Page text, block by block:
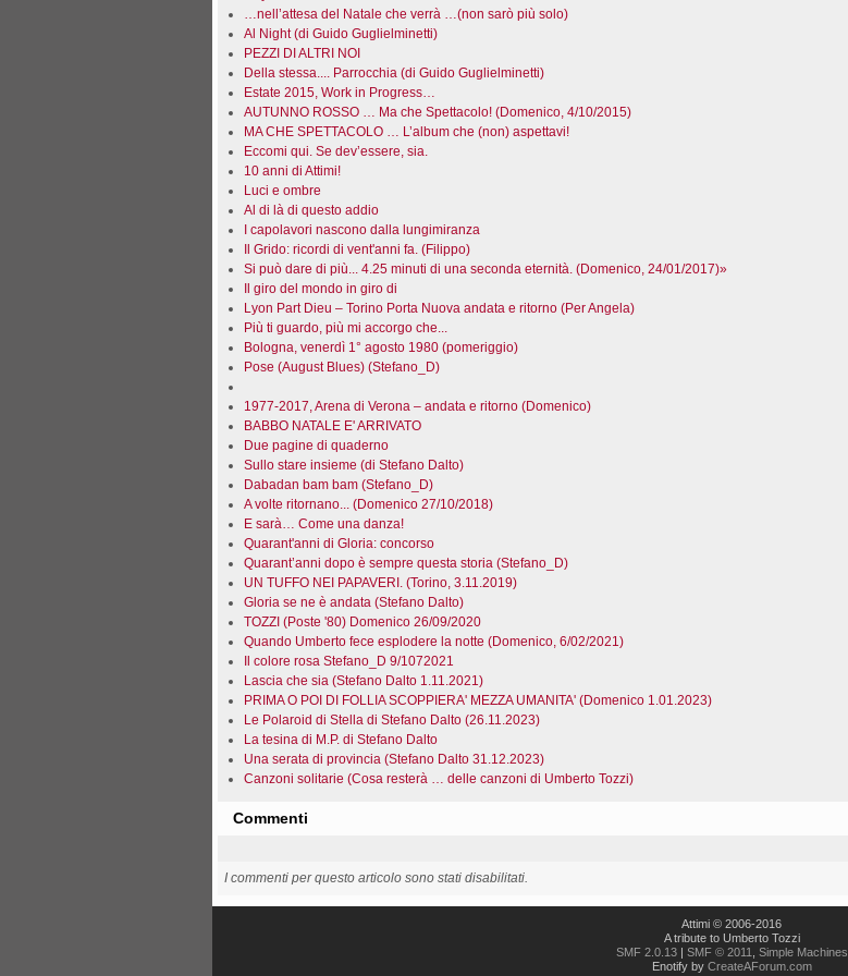
…nell’attesa del Natale che verrà …(non sarò più solo)
Al Night (di Guido Guglielminetti)
PEZZI DI ALTRI NOI
Della stessa.... Parrocchia (di Guido Guglielminetti)
Estate 2015, Work in Progress…
AUTUNNO ROSSO … Ma che Spettacolo! (Domenico, 4/10/2015)
MA CHE SPETTACOLO … L’album che (non) aspettavi!
Eccomi qui. Se dev’essere, sia.
10 anni di Attimi!
Luci e ombre
Al di là di questo addio
I capolavori nascono dalla lungimiranza
Il Grido: ricordi di vent'anni fa. (Filippo)
Si può dare di più... 4.25 minuti di una seconda eternità. (Domenico, 24/01/2017)»
Il giro del mondo in giro di
Lyon Part Dieu – Torino Porta Nuova andata e ritorno (Per Angela)
Più ti guardo, più mi accorgo che...
Bologna, venerdì 1° agosto 1980 (pomeriggio)
Pose (August Blues) (Stefano_D)
1977-2017, Arena di Verona – andata e ritorno (Domenico)
BABBO NATALE E' ARRIVATO
Due pagine di quaderno
Sullo stare insieme (di Stefano Dalto)
Dabadan bam bam (Stefano_D)
A volte ritornano... (Domenico 27/10/2018)
E sarà… Come una danza!
Quarant'anni di Gloria: concorso
Quarant’anni dopo è sempre questa storia (Stefano_D)
UN TUFFO NEI PAPAVERI. (Torino, 3.11.2019)
Gloria se ne è andata (Stefano Dalto)
TOZZI (Poste '80) Domenico 26/09/2020
Quando Umberto fece esplodere la notte (Domenico, 6/02/2021)
Il colore rosa Stefano_D 9/1072021
Lascia che sia (Stefano Dalto 1.11.2021)
PRIMA O POI DI FOLLIA SCOPPIERA' MEZZA UMANITA' (Domenico 1.01.2023)
Le Polaroid di Stella di Stefano Dalto (26.11.2023)
La tesina di M.P. di Stefano Dalto
Una serata di provincia (Stefano Dalto 31.12.2023)
Canzoni solitarie (Cosa resterà … delle canzoni di Umberto Tozzi)
Commenti
I commenti per questo articolo sono stati disabilitati.
Attimi © 2006-2016
A tribute to Umberto Tozzi
SMF 2.0.13| SMF © 2011
Simple Machines
Enotify by CreateAForum.com